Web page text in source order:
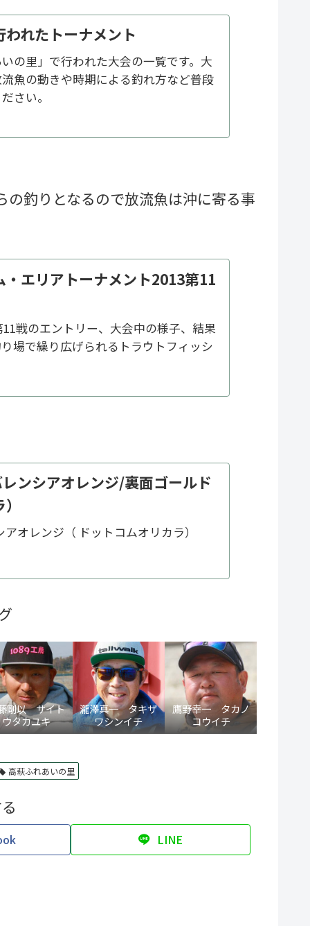
れたトーナメント
の里」で行われた大会の一覧です。大
魚の動きや時期による釣れ方など普段
さい。
釣りとなるので放流魚は沖に寄る事
エリアトーナメント2013第11
戦のエントリー、大会中の様子、結果
場で繰り広げられるトラウトフィッシ
ンシアオレンジ/裏面ゴールド
オレンジ（ ドットコムオリカラ）
剛以 サイト
ウタカユキ
瀧澤真一 タキザ
ワシンイチ
鷹野幸一 タカノ
コウイチ
高萩ふれあいの里
LINE